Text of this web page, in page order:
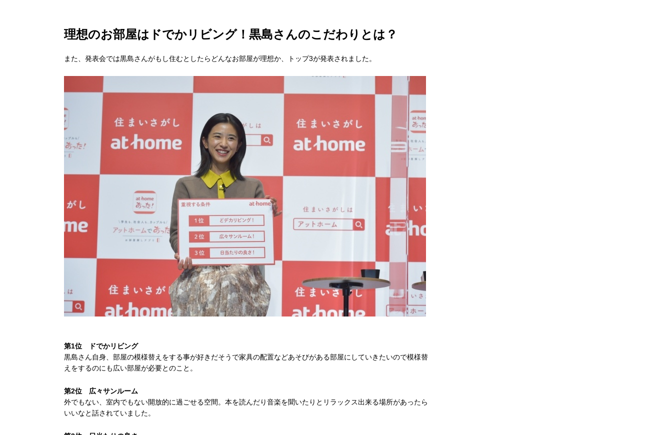
理想のお部屋はドでかリビング！黒島さんのこだわりとは？
また、発表会では黒島さんがもし住むとしたらどんなお部屋が理想か、トップ3が発表されました。
第1位 ドでかリビング
黒島さん自身、部屋の模様替えをする事が好きだそうで家具の配置などあそびがある部屋にしていきたいので模様替
えをするのにも広い部屋が必要とのこと。
第2位 広々サンルーム
外でもない、室内でもない開放的に過ごせる空間。本を読んだり音楽を聞いたりとリラックス出来る場所があったら
いいなと話されていました。